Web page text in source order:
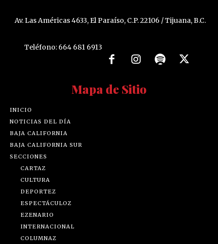
Av. Las Américas 4633, El Paraíso, C.P. 22106 / Tijuana, B.C.
Teléfono: 664 681 6913
Mapa de Sitio
INICIO
NOTICIAS DEL DÍA
BAJA CALIFORNIA
BAJA CALIFORNIA SUR
SECCIONES
CARTAZ
CULTURA
DEPORTEZ
ESPECTÁCULOZ
EZENARIO
INTERNACIONAL
COLUMNAZ